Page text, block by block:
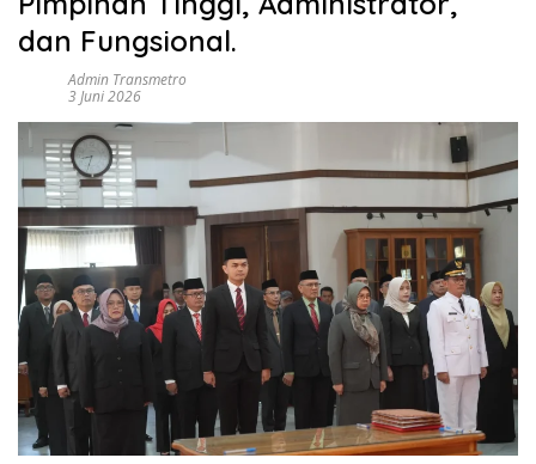
dan Fungsional.
Admin Transmetro
3 Juni 2026